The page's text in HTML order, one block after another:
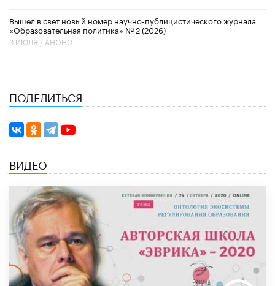
Вышел в свет новый номер научно-публицистического журнала
«Образовательная политика» № 2 (2026)
3 ИЮЛЯ / АНОНС
ПОДЕЛИТЬСЯ
ВИДЕО